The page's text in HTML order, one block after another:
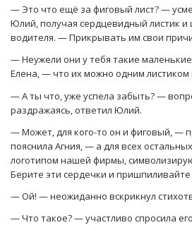
— Это что ещё за фиговый лист? —
Юлий, получая сердцевидный листик и
водителя. — Прикрывать им свои
— Неужели они у тебя такие
Елена, — что их можно одним листиком
— А ты что, уже успела забыть? —
раздражаясь, ответил Юлий.
— Может, для кого-то он и фиговый, —
пояснила Агния, — а для всех
логотипом нашей фирмы,
Берите эти сердечки и пришпиливайте
— Ой! — неожиданно вскрикнул
— Что такое? — участливо спросила